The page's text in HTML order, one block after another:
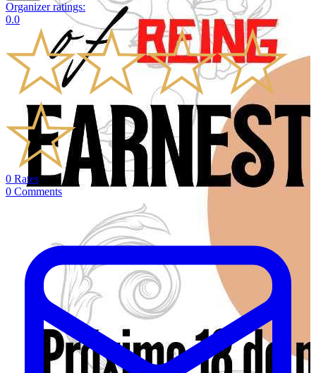
Organizer ratings:
0.0
0 Rates
0 Comments